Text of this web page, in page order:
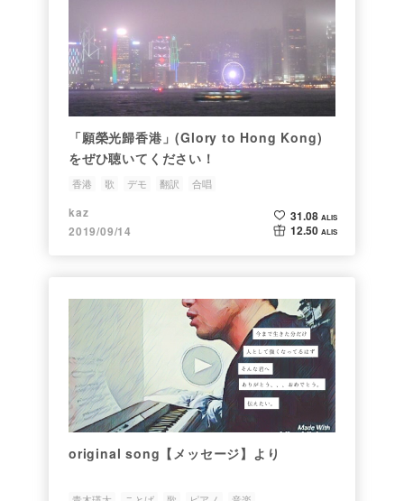
「願榮光歸香港」(Glory to Hong Kong)
をぜひ聴いてください！
香港 歌 デモ 翻訳 合唱
kaz
2019/09/14
31.08 ALIS
12.50 ALIS
original song【メッセージ】より